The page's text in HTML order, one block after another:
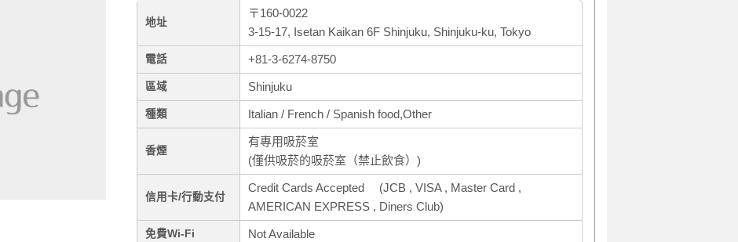
地址
〒160-0022
3-15-17, Isetan Kaikan 6F Shinjuku, Shinjuku-ku, Tokyo
電話 +81-3-6274-8750
區域 Shinjuku
種類 Italian / French / Spanish food,Other
香煙
有專用吸菸室
(僅供吸菸的吸菸室（禁止飲食）)
信用卡/行動支付
Credit Cards Accepted (JCB , VISA , Master Card ,
AMERICAN EXPRESS , Diners Club)
免費Wi-Fi Not Available